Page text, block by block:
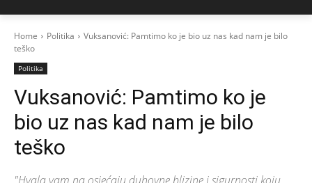
Home Politika
Vuksanović: Pamtimo ko je bio uz nas kad nam je bilo
teško
Politika
Vuksanović: Pamtimo ko je
bio uz nas kad nam je bilo
teško